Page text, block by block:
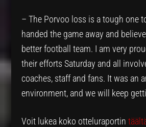
– The Porvoo loss is a tough one
handed the game away and
better football team. I am very
their efforts Saturday and all
coaches, staff and fans. It was an
environment, and we will keep
Voit lukea koko otteluraportin